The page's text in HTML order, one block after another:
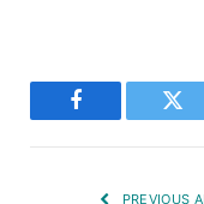
Facebook
PREVIOUS